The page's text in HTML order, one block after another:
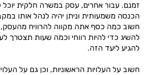
זמנם. עבור אחרים, עסק במשרה חלקית
הכנסה משמעותית וניתן יהיה לנהל אותו
חשוב כמה כסף אתה מקווה להרוויח
להשיג כדי להיות רווחי וכמה שעות תצטרך
להגיע ליעד הזה.
חשוב על העלויות הראשוניות, וכן גם על